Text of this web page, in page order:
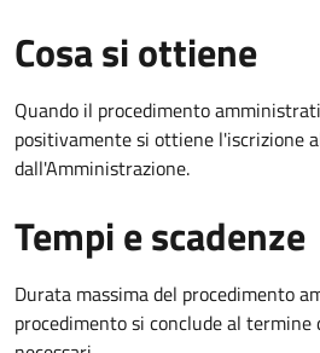
Cosa si ottiene
Quando il procedimento
positivamente si ottiene l'iscrizione
dall'Amministrazione.
Tempi e scadenze
Durata massima del procedimento
procedimento si conclude al